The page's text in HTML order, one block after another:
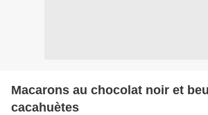
Macarons au chocolat noir et
cacahuètes